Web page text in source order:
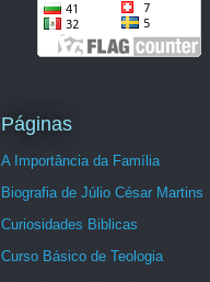
Páginas
A Importância da Família
Biografia de Júlio César Martins
Curiosidades Biblicas
Curso Básico de Teologia